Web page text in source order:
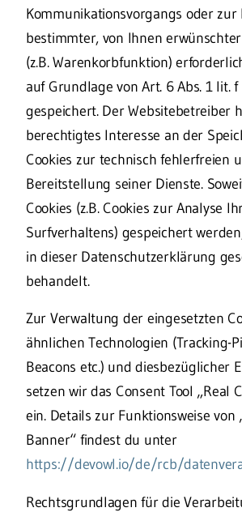
Kommunikationsvorgangs oder
bestimmter, von Ihnen
(z.B. Warenkorbfunktion)
auf Grundlage von Art. 6 Abs. 1 lit. f
gespeichert. Der Websitebetreiber
berechtigtes Interesse an der
Cookies zur technisch fehlerfreien
Bereitstellung seiner Dienste.
Cookies (z.B. Cookies zur Analyse
Surfverhaltens) gespeichert
in dieser Datenschutzerklärung
behandelt.
Zur Verwaltung der eingesetzten
ähnlichen Technologien (Tracking-
Beacons etc.) und diesbezüglicher
setzen wir das Consent Tool „Real
ein. Details zur Funktionsweise von
Banner“ findest du unter
https://devowl.io/de/rcb/
Rechtsgrundlagen für die